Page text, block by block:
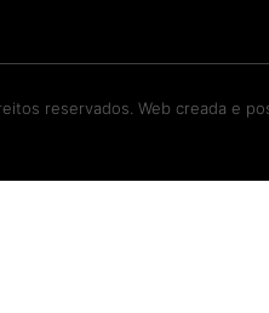
reservados. Web creada e